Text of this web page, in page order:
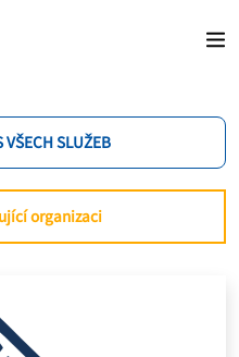
VŠECH SLUŽEB
organizaci